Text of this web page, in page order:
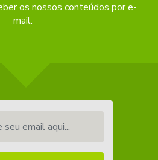
os nossos conteúdos por e-
mail.